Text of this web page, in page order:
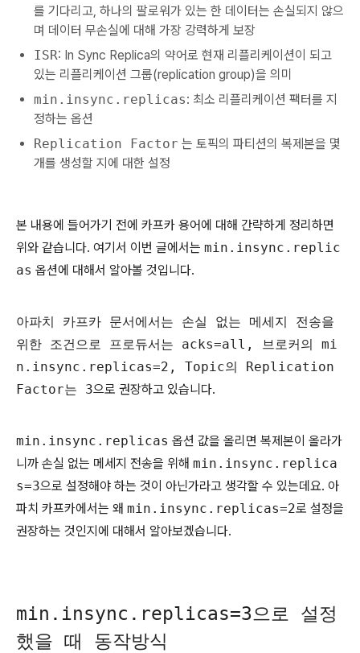
를 기다리고, 하나의 팔로워가 있는 한 데이터는 손실되지 않으
며 데이터 무손실에 대해 가장 강력하게 보장
ISR: In Sync Replica의 약어로 현재 리플리케이션이 되고
있는 리플리케이션 그룹(replication group)을 의미
min.insync.replicas: 최소 리플리케이션 팩터를 지
정하는 옵션
Replication Factor 는 토픽의 파티션의 복제본을 몇
개를 생성할 지에 대한 설정
본 내용에 들어가기 전에 카프카 용어에 대해 간략하게 정리하면
위와 같습니다. 여기서 이번 글에서는 min.insync.replic
as 옵션에 대해서 알아볼 것입니다.
아파치 카프카 문서에서는 손실 없는 메세지 전송을
위한 조건으로 프로듀서는 acks=all, 브로커의 mi
n.insync.replicas=2, Topic의 Replication
Factor는 3으로 권장하고 있습니다.
min.insync.replicas 옵션 값을 올리면 복제본이 올라가
니까 손실 없는 메세지 전송을 위해 min.insync.replica
s=3으로 설정해야 하는 것이 아닌가라고 생각할 수 있는데요. 아
파치 카프카에서는 왜 min.insync.replicas=2로 설정을
권장하는 것인지에 대해서 알아보겠습니다.
min.insync.replicas=3으로 설정
했을 때 동작방식